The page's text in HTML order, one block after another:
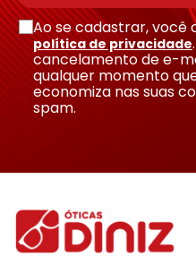
Ao se cadastrar, você
política de privacidade
cancelamento de e-
qualquer momento
economiza nas suas
spam.